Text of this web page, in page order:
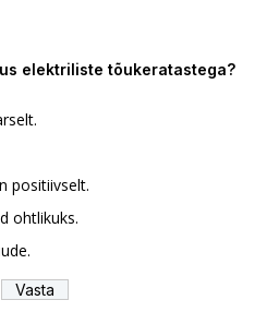
elektriliste tõukeratastega?
positiivselt.
ohtlikuks.